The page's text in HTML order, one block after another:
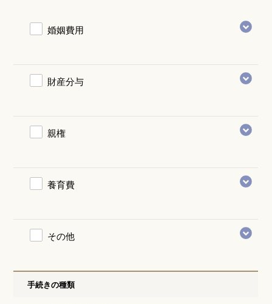
婚姻費用
財産分与
親権
養育費
その他
手続きの種類